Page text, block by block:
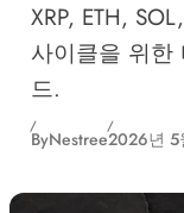
XRP, ETH,
사이클을 위한
드.
ByNestree2026년 5